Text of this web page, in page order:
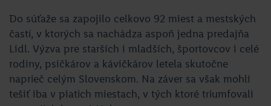
Do súťaže sa zapojilo celkovo 92 miest a mestských
častí, v ktorých sa nachádza aspoň jedna predajňa
Lidl. Výzva pre starších i mladších, športovcov i celé
rodiny, psičkárov a kávičkárov letela skutočne
naprieč celým Slovenskom. Na záver sa však mohli
tešiť iba v piatich miestach, v tých ktoré triumfovali